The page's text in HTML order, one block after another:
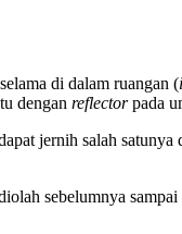
di dalam ruangan (
dengan reflectorpada
jernih salah satunya
sebelumnya